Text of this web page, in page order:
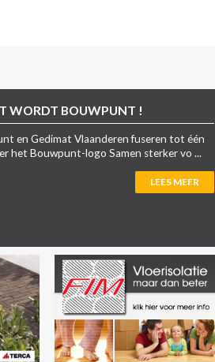
WORDT BOUWPUNT !
en Gedimat Vlaanderen fuseren tot één
het Bouwpunt-logo Samen sterker vo ...
LEES MEER